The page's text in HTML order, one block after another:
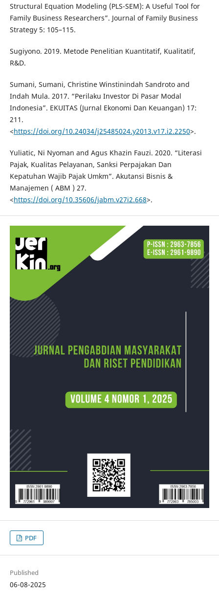
Structural Equation Modeling (PLS-SEM): A Useful Tool for
Family Business Researchers”. Journal of Family Business
Strategy 5: 105–115.
Sugiyono. 2019. Metode Penelitian Kuantitatif, Kualitatif,
R&D.
Sumani, Sumani, Christine Winstinindah Sandroto and
Indah Mula. 2017. “Perilaku Investor Di Pasar Modal
Indonesia”. EKUITAS (Jurnal Ekonomi Dan Keuangan) 17:
211.
<https://doi.org/10.24034/j25485024.y2013.v17.i2.2250>.
Yuliatic, Ni Nyoman and Agus Khazin Fauzi. 2020. “Literasi
Pajak, Kualitas Pelayanan, Sanksi Perpajakan Dan
Kepatuhan Wajib Pajak Umkm”. Akutansi Bisnis &
Manajemen ( ABM ) 27.
<https://doi.org/10.35606/jabm.v27i2.668>.
PDF
Published
06-08-2025